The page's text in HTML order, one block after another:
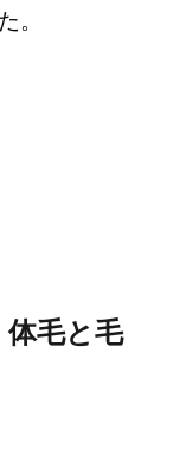
。
毛と毛